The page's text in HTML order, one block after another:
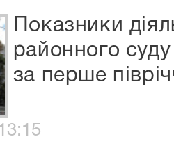
Показники
районного суду
за перше